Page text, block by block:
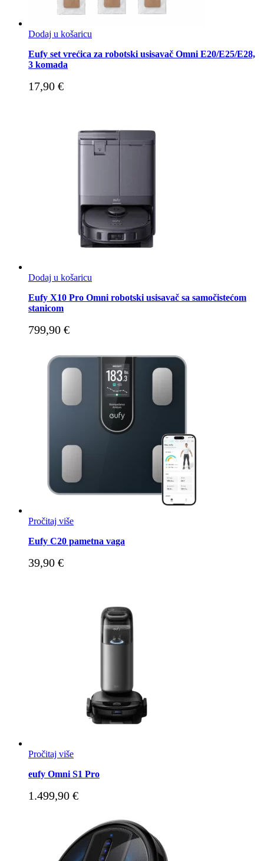
Dodaj u košaricu
Eufy set vrećica za robotski usisavač Omni E20/E25/E28,
3 komada
17,90 €
Dodaj u košaricu
Eufy X10 Pro Omni robotski usisavač sa samočistećom
stanicom
799,90 €
Pročitaj više
Eufy C20 pametna vaga
39,90 €
Pročitaj više
eufy Omni S1 Pro
1.499,90 €